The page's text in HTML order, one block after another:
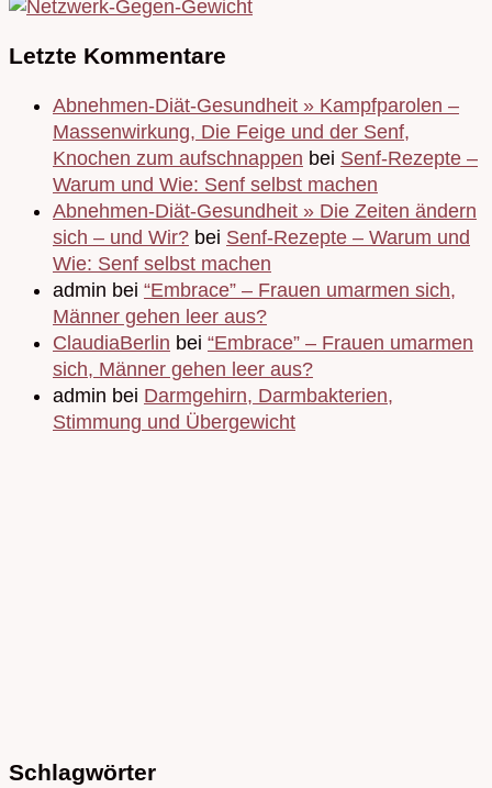
Letzte Kommentare
Abnehmen-Diät-Gesundheit » Kampfparolen –
Massenwirkung, Die Feige und der Senf,
Knochen zum aufschnappen bei Senf-Rezepte –
Warum und Wie: Senf selbst machen
Abnehmen-Diät-Gesundheit » Die Zeiten ändern
sich – und Wir? bei Senf-Rezepte – Warum und
Wie: Senf selbst machen
admin bei “Embrace” – Frauen umarmen sich,
Männer gehen leer aus?
ClaudiaBerlin bei “Embrace” – Frauen umarmen
sich, Männer gehen leer aus?
admin bei Darmgehirn, Darmbakterien,
Stimmung und Übergewicht
Schlagwörter